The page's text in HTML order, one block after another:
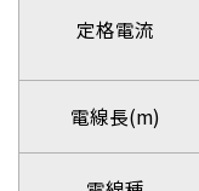
定格電流
電線長(m)